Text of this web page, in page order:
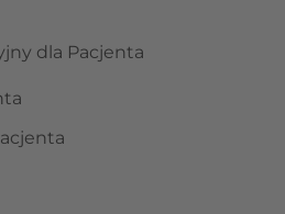
dla Pacjenta